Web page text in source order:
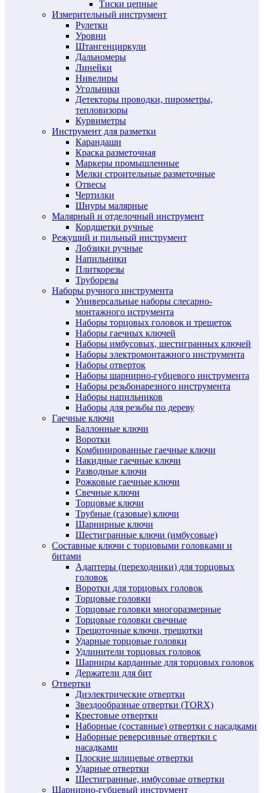
Тиски цепные
Измерительный инструмент
Рулетки
Уровни
Штангенциркули
Дальномеры
Линейки
Нивелиры
Угольники
Детекторы проводки, пирометры,
тепловизоры
Курвиметры
Инструмент для разметки
Карандаши
Краска разметочная
Маркеры промышленные
Мелки строительные разметочные
Отвесы
Чертилки
Шнуры малярные
Малярный и отделочный инструмент
Кордщетки ручные
Режущий и пильный инструмент
Лобзики ручные
Напильники
Плиткорезы
Труборезы
Наборы ручного инструмента
Универсальные наборы слесарно-
монтажного иструмента
Наборы торцовых головок и трещеток
Наборы гаечных ключей
Наборы имбусовых, шестигранных ключей
Наборы электромонтажного инструмента
Наборы отверток
Наборы шарнирно-губцевого инструмента
Наборы резьбонарезного инструмента
Наборы напильников
Наборы для резьбы по дереву
Гаечные ключи
Баллонные ключи
Воротки
Комбинированные гаечные ключи
Накидные гаечные ключи
Разводные ключи
Рожковые гаечные ключи
Свечные ключи
Торцовые ключи
Трубные (газовые) ключи
Шарнирные ключи
Шестигранные ключи (имбусовые)
Составные ключи с торцовыми головками и
битами
Адаптеры (переходники) для торцовых
головок
Воротки для торцовых головок
Торцовые головки
Торцовые головки многоразмерные
Торцовые головки свечные
Трещоточные ключи, трещотки
Ударные торцовые головки
Удлинители торцовых головок
Шарниры карданные для торцовых головок
Держатели для бит
Отвертки
Диэлектрические отвертки
Звездообразные отвертки (TORX)
Крестовые отвертки
Наборные (составные) отвертки с насадками
Наборные реверсивные отвертки с
насадками
Плоские шлицевые отвертки
Ударные отвертки
Шестигранные, имбусовые отвертки
Шарнирно-губцевый инструмент